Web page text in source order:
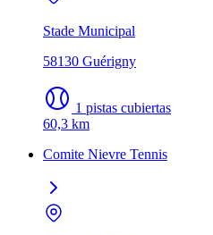
Stade Municipal
58130 Guérigny
1 pistas cubiertas
60,3 km
Comite Nievre Tennis